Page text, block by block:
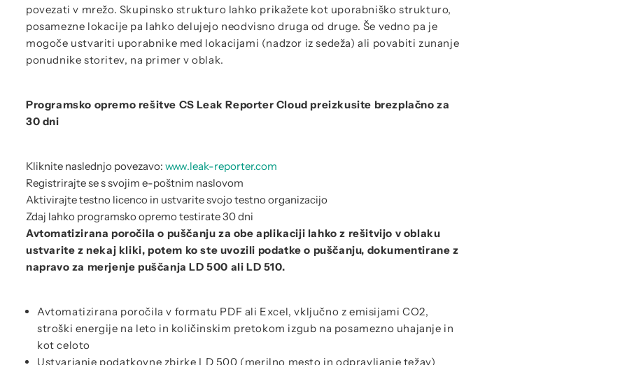
povezati v mrežo. Skupinsko strukturo lahko prikažete kot uporabniško strukturo,
posamezne lokacije pa lahko delujejo neodvisno druga od druge. Še vedno pa je
mogoče ustvariti uporabnike med lokacijami (nadzor iz sedeža) ali povabiti zunanje
ponudnike storitev, na primer v oblak.
Programsko opremo rešitve CS Leak Reporter Cloud preizkusite brezplačno za
30 dni
Kliknite naslednjo povezavo: www.leak-reporter.com
Registrirajte se s svojim e-poštnim naslovom
Aktivirajte testno licenco in ustvarite svojo testno organizacijo
Zdaj lahko programsko opremo testirate 30 dni
Avtomatizirana poročila o puščanju za obe aplikaciji lahko z rešitvijo v oblaku
ustvarite z nekaj kliki, potem ko ste uvozili podatke o puščanju, dokumentirane z
napravo za merjenje puščanja LD 500 ali LD 510.
Avtomatizirana poročila v formatu PDF ali Excel, vključno z emisijami CO2,
stroški energije na leto in količinskim pretokom izgub na posamezno uhajanje in
kot celoto
Ustvarjanje podatkovne zbirke LD 500 (merilno mesto in odpravljanje težav)